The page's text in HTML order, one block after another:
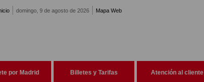
domingo, 9 de agosto de 2026 Mapa Web
por Madrid Billetes y Tarifas Atención al cliente